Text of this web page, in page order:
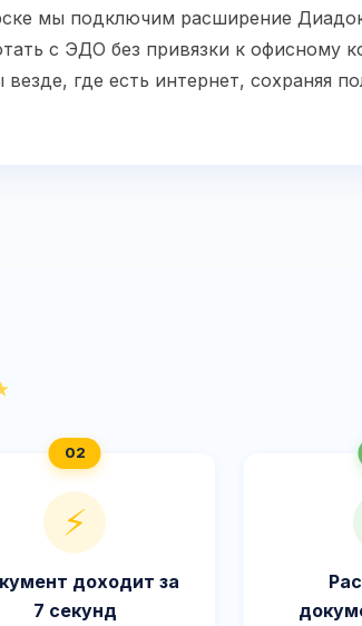
мы подключим расширение
с ЭДО без привязки к офисному
где есть интернет, сохраняя
⚡
доходит за
7 секунд